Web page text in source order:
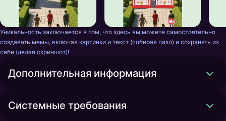
Уникальность заключается в том, что здесь вы можете самостоятельно
создавать мемы, включая картинки и текст (собирая пазл) и сохранять их
себе (делая скриншот)!
Дополнительная информация
Системные требования